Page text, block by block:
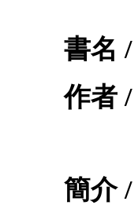
書名 /
作者 /
簡介 /